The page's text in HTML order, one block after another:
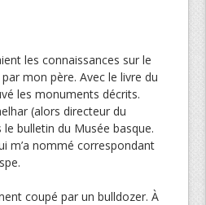
les connaissances sur le
mon père. Avec le livre du
les monuments décrits.
(alors directeur du
le bulletin du Musée basque.
m’a nommé correspondant
coupé par un bulldozer. À